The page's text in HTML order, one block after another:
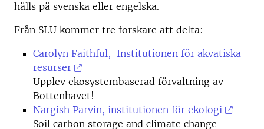
hålls på svenska eller engelska.
Från SLU kommer tre forskare att delta:
Carolyn Faithful, Institutionen för akvatiska
resurser
Upplev ekosystembaserad förvaltning av
Bottenhavet!
Nargish Parvin, institutionen för ekologi
Soil carbon storage and climate change